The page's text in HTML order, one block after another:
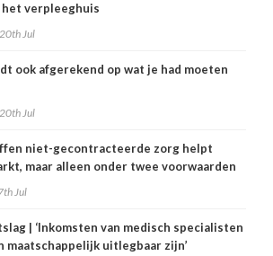
het verpleeghuis
Jul
ook afgerekend op wat je had moeten
Jul
niet-gecontracteerde zorg helpt
maar alleen onder twee voorwaarden
Jul
| ‘Inkomsten van medisch specialisten
maatschappelijk uitlegbaar zijn’